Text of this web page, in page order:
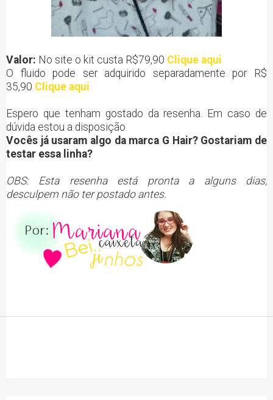
Valor: No site o kit custa R$79,90 Clique aqui
O fluido pode ser adquirido separadamente por R$
35,90 Clique aqui
Espero que tenham gostado da resenha. Em caso de
dúvida estou a disposição.
Vocês já usaram algo da marca G Hair? Gostariam de
testar essa linha?
OBS: Esta resenha está pronta a alguns dias,
desculpem não ter postado antes.